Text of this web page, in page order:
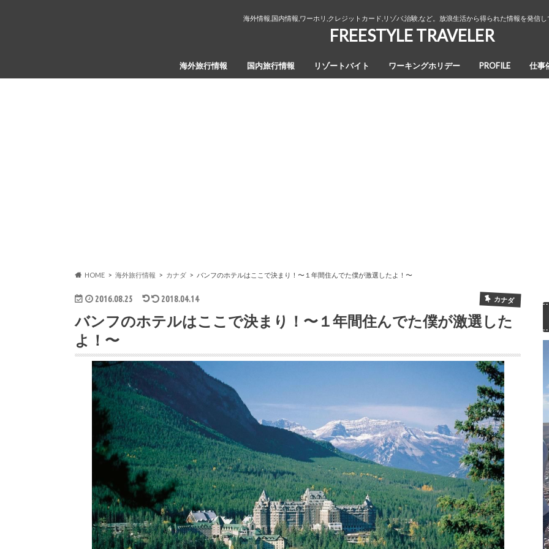
海外情報,国内情報,ワーホリ,クレジットカード,リゾバ,治験,など。放浪生活から得られた情報を発信
FREESTYLE TRAVELER
海外旅行情報 国内旅行情報 リゾートバイト ワーキングホリデー PROFILE 仕事
HOME 海外旅行情報 カナダ バンフのホテルはここで決まり！〜１年間住んでた僕が激選したよ！〜
2016.08.25 2018.04.14 カナダ
バンフのホテルはここで決まり！〜１年間住んでた僕が激選した
よ！〜